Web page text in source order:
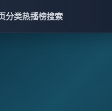
分类热播榜搜索